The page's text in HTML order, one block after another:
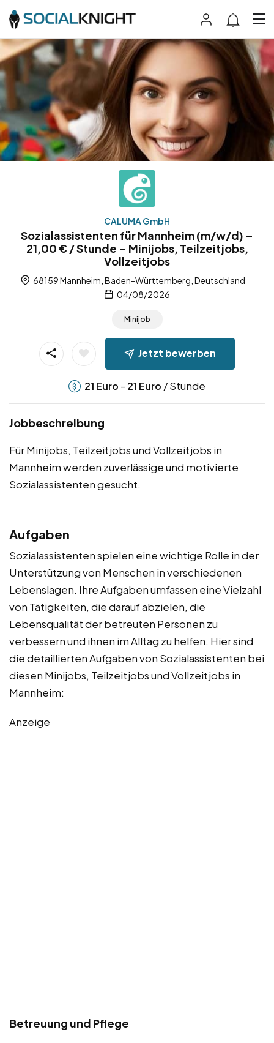
CALUMA GmbH
Sozialassistenten für Mannheim (m/w/d) –
21,00 € / Stunde – Minijobs, Teilzeitjobs,
Vollzeitjobs
68159 Mannheim, Baden-Württemberg, Deutschland
04/08/2026
Minijob
Jetzt bewerben
21 Euro - 21 Euro / Stunde
Jobbeschreibung
Für Minijobs, Teilzeitjobs und Vollzeitjobs in
Mannheim werden zuverlässige und motivierte
Sozialassistenten gesucht.
Aufgaben
Sozialassistenten spielen eine wichtige Rolle in der
Unterstützung von Menschen in verschiedenen
Lebenslagen. Ihre Aufgaben umfassen eine Vielzahl
von Tätigkeiten, die darauf abzielen, die
Lebensqualität der betreuten Personen zu
verbessern und ihnen im Alltag zu helfen. Hier sind
die detaillierten Aufgaben von Sozialassistenten bei
diesen Minijobs, Teilzeitjobs und Vollzeitjobs in
Mannheim:
Anzeige
Betreuung und Pflege